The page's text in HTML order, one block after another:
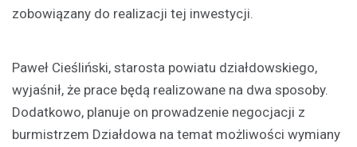
zobowiązany do realizacji tej inwestycji.
Paweł Cieśliński, starosta powiatu działdowskiego,
wyjaśnił, że prace będą realizowane na dwa sposoby.
Dodatkowo, planuje on prowadzenie negocjacji z
burmistrzem Działdowa na temat możliwości wymiany